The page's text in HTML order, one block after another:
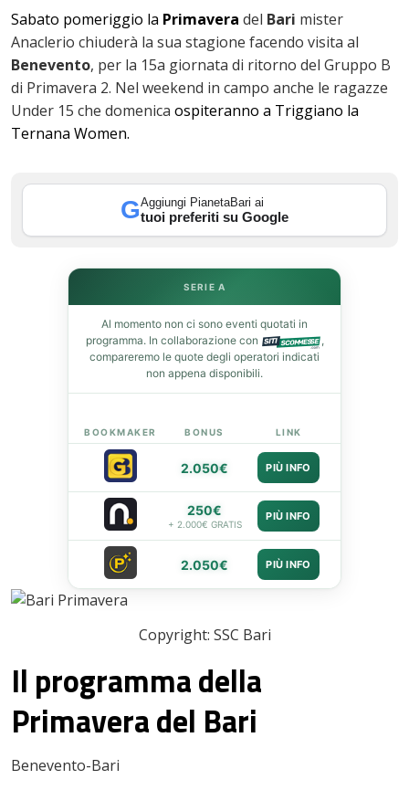
Sabato pomeriggio la Primavera del Bari mister
Anaclerio chiuderà la sua stagione facendo visita al
Benevento, per la 15a giornata di ritorno del Gruppo B
di Primavera 2. Nel weekend in campo anche le ragazze
Under 15 che domenica ospiteranno a Triggiano la
Ternana Women.
GAggiungi PianetaBari ai
tuoi preferiti su Google
SERIE A
Al momento non ci sono eventi quotati in
programma. In collaborazione con
,
compareremo le quote degli operatori indicati
non appena disponibili.
BOOKMAKER BONUS LINK
2.050€ PIÙ INFO
250€
+ 2.000€ GRATIS
PIÙ INFO
2.050€ PIÙ INFO
Copyright: SSC Bari
Il programma della
Primavera del Bari
Benevento-Bari